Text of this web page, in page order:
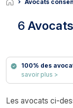
Avocats
6
100% des
savoir plus >
Les avocats ci-